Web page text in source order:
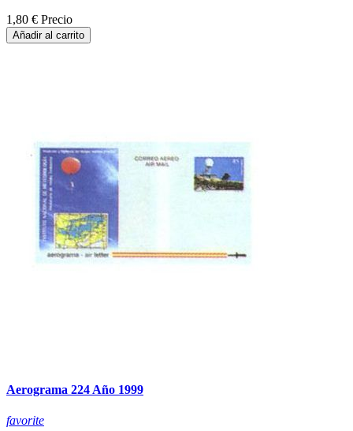
1,80 € Precio
Añadir al carrito
Aerograma 224 Año 1999
favorite